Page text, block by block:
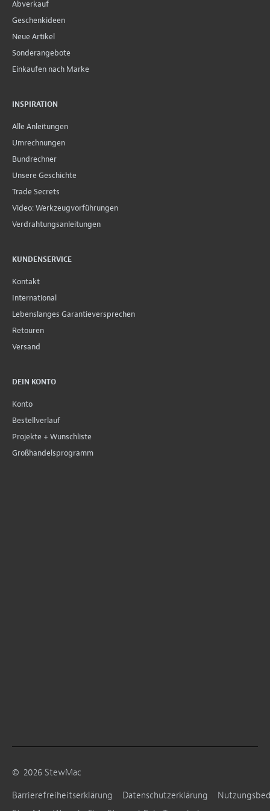
Abverkauf
Geschenkideen
Neue Artikel
Sonderangebote
Einkaufen nach Marke
INSPIRATION
Alle Anleitungen
Umrechnungen
Bundrechner
Unsere Geschichte
Trade Secrets
Video: Werkzeugvorführungen
Verdrahtungsanleitungen
KUNDENSERVICE
Kontakt
International
Lebenslanges Garantieversprechen
Retouren
Versand
DEIN KONTO
Konto
Bestellverlauf
Projekte + Wunschliste
Großhandelsprogramm
© 2026 StewMac
Barrierefreiheitserklärung
Datenschutzerklärung